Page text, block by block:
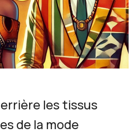
les tissus
de la mode